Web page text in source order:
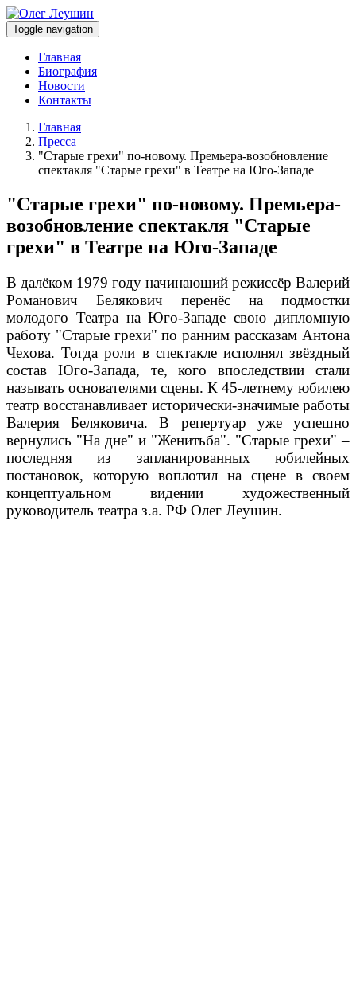
Toggle navigation
Главная
Биография
Новости
Контакты
Главная
Пресса
"Старые грехи" по-новому. Премьера-возобновление
спектакля "Старые грехи" в Театре на Юго-Западе
"Старые грехи" по-новому. Премьера-
возобновление спектакля "Старые
грехи" в Театре на Юго-Западе
В далёком 1979 году начинающий режиссёр Валерий
Романович Белякович перенёс на подмостки
молодого Театра на Юго-Западе свою дипломную
работу "Старые грехи" по ранним рассказам Антона
Чехова. Тогда роли в спектакле исполнял звёздный
состав Юго-Запада, те, кого впоследствии стали
называть основателями сцены. К 45-летнему юбилею
театр восстанавливает исторически-значимые работы
Валерия Беляковича. В репертуар уже успешно
вернулись "На дне" и "Женитьба". "Старые грехи" –
последняя из запланированных юбилейных
постановок, которую воплотил на сцене в своем
концептуальном видении художественный
руководитель театра з.а. РФ Олег Леушин.